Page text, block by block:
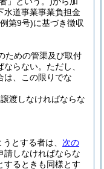
水道事業事業負担金
第9号)に基づき徴収
ための管渠及び取付
らない。 ただし、
は、この限りでな
渡しなければならな
とする者は、 次の
請しなければならな
するときも同様とす